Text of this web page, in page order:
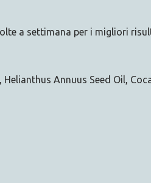
a settimana per i migliori
Annuus Seed Oil,